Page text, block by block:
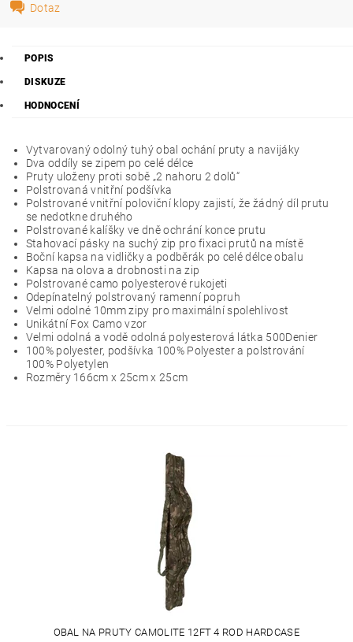
Dotaz
POPIS
DISKUZE
HODNOCENÍ
Vytvarovaný odolný tuhý obal ochání pruty a navijáky
Dva oddíly se zipem po celé délce
Pruty uloženy proti sobě „2 nahoru 2 dolů“
Polstrovaná vnitřní podšívka
Polstrované vnitřní poloviční klopy zajistí, že žádný díl prutu
se nedotkne druhého
Polstrované kalíšky ve dně ochrání konce prutu
Stahovací pásky na suchý zip pro fixaci prutů na místě
Boční kapsa na vidličky a podběrák po celé délce obalu
Kapsa na olova a drobnosti na zip
Polstrované camo polyesterové rukojeti
Odepínatelný polstrovaný ramenní popruh
Velmi odolné 10mm zipy pro maximální spolehlivost
Unikátní Fox Camo vzor
Velmi odolná a vodě odolná polyesterová látka 500Denier
100% polyester, podšívka 100% Polyester a polstrování
100% Polyetylen
Rozměry 166cm x 25cm x 25cm
OBAL NA PRUTY CAMOLITE 12FT 4 ROD HARDCASE